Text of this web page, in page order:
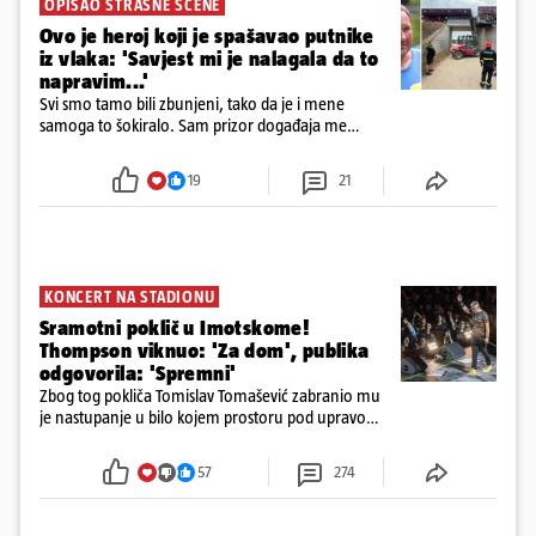
OPISAO STRAŠNE SCENE
Ovo je heroj koji je spašavao putnike
iz vlaka: 'Savjest mi je nalagala da to
napravim...'
Svi smo tamo bili zbunjeni, tako da je i mene
samoga to šokiralo. Sam prizor događaja me
19 21
KONCERT NA STADIONU
Sramotni poklič u Imotskome!
Thompson viknuo: 'Za dom', publika
odgovorila: 'Spremni'
Zbog tog pokliča Tomislav Tomašević zabranio mu
je nastupanje u bilo kojem prostoru pod upravom
57 274